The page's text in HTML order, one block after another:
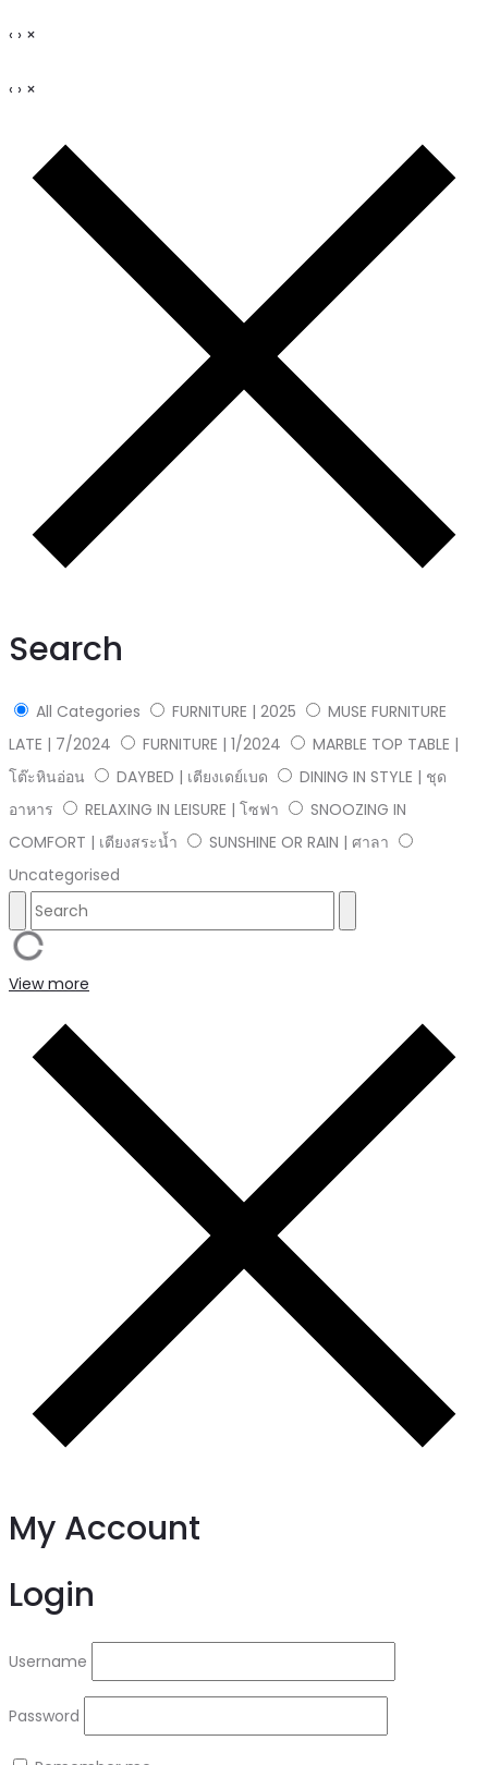
‹ › ×
‹ › ×
Search
All Categories FURNITURE | 2025
MUSE FURNITURE
LATE | 7/2024
FURNITURE | 1/2024
MARBLE TOP TABLE |
โต๊ะหินอ่อน
DAYBED | เตียงเดย์เบด
DINING IN STYLE | ชุด
อาหาร
RELAXING IN LEISURE | โซฟา
SNOOZING IN
COMFORT | เตียงสระน้ำ
SUNSHINE OR RAIN | ศาลา
Uncategorised
View more
My Account
Login
Username
Password